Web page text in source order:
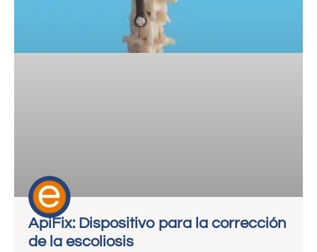
ApiFix: Dispositivo para la corrección
de la escoliosis